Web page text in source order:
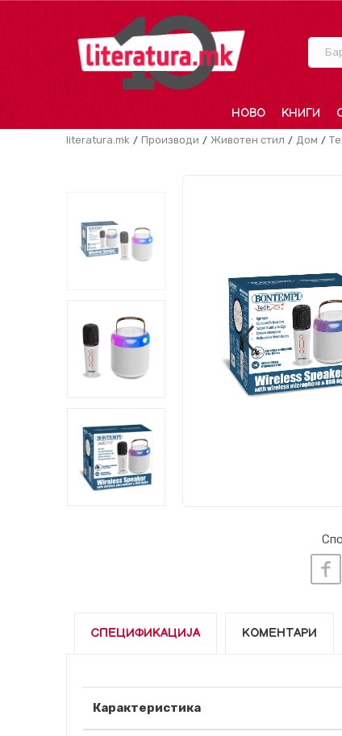
НОВО КНИГИ
literatura.mk Производи Животен стил Дом
СПЕЦИФИКАЦИЈА КОМЕНТАРИ
Карактеристика